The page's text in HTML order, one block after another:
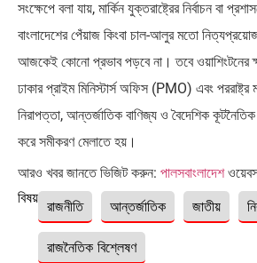
সংক্ষেপে বলা যায়, মার্কিন যুক্তরাষ্ট্রের নির্বাচন বা
বাংলাদেশের পেঁয়াজ কিংবা চাল-আলুর মতো
আজকেই কোনো প্রভাব পড়বে না। তবে ওয়াশিংটনের
ঢাকার প্রাইম মিনিস্টার্স অফিস (PMO) এবং পররাষ্ট্র
নিরাপত্তা, আন্তর্জাতিক বাণিজ্য ও বৈদেশিক
করে সমীকরণ মেলাতে হয়।
আরও খবর জানতে ভিজিট করুন: পালসবাংলাদেশ
বিষয়ঃ রাজনীতি আন্তর্জাতিক জাতীয়
রাজনৈতিক বিশ্লেষণ